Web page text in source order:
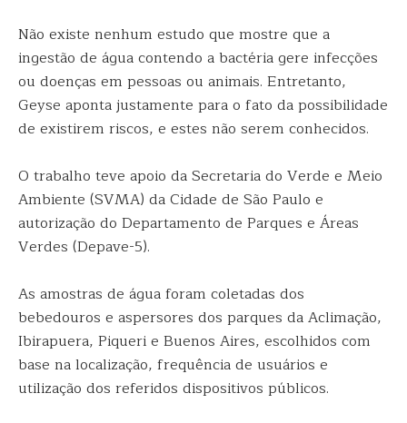
Não existe nenhum estudo que mostre que a
ingestão de água contendo a bactéria gere infecções
ou doenças em pessoas ou animais. Entretanto,
Geyse aponta justamente para o fato da possibilidade
de existirem riscos, e estes não serem conhecidos.
O trabalho teve apoio da Secretaria do Verde e Meio
Ambiente (SVMA) da Cidade de São Paulo e
autorização do Departamento de Parques e Áreas
Verdes (Depave-5).
As amostras de água foram coletadas dos
bebedouros e aspersores dos parques da Aclimação,
Ibirapuera, Piqueri e Buenos Aires, escolhidos com
base na localização, frequência de usuários e
utilização dos referidos dispositivos públicos.